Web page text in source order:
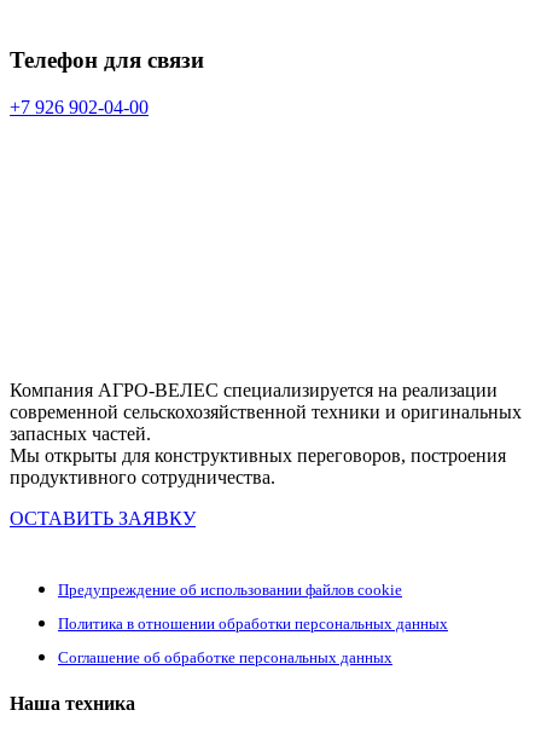
Телефон для связи
+7 926 902-04-00
Компания АГРО-ВЕЛЕС специализируется на реализации
современной сельскохозяйственной техники и оригинальных
запасных частей.
Мы открыты для конструктивных переговоров, построения
продуктивного сотрудничества.
ОСТАВИТЬ ЗАЯВКУ
Предупреждение об использовании файлов cookie
Политика в отношении обработки персональных данных
Соглашение об обработке персональных данных
Наша техника